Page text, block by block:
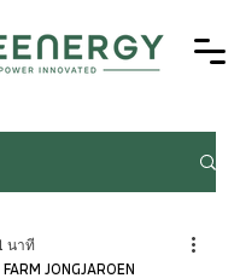
JONGJAROEN
นาที